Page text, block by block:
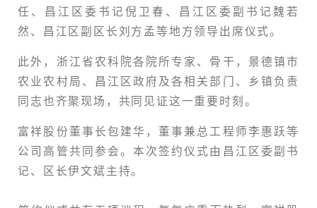
任、昌江区委书记倪卫春、昌江区委副书记魏若
然、昌江区副区长刘方孟等地方领导出席仪式。
此外，浙江省农科院各院所专家、骨干，景德镇市
农业农村局、昌江区政府及各相关部门、乡镇负责
同志也齐聚现场，共同见证这一重要时刻。
富祥股份董事长包建华，董事兼总工程师李惠跃等
公司高管共同参会。本次签约仪式由昌江区委副书
记、区长伊文斌主持。